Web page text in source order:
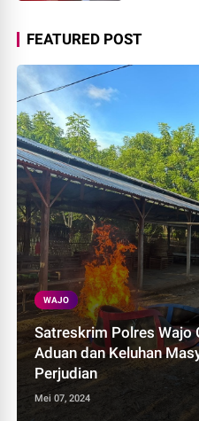
FEATURED POST
WAJO
Satreskrim Polres Wajo
Aduan dan Keluhan
Perjudian
Mei 07, 2024